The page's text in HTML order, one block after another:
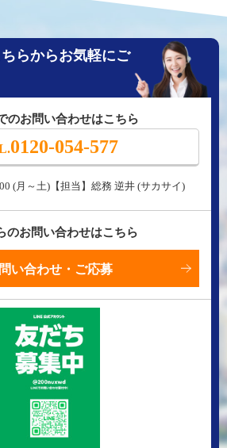
らからお気軽にご
のお問い合わせはこちら
0120-054-577
(月～土)【担当】総務 逆井 (サカサイ)
のお問い合わせはこちら
い合わせ・ご応募